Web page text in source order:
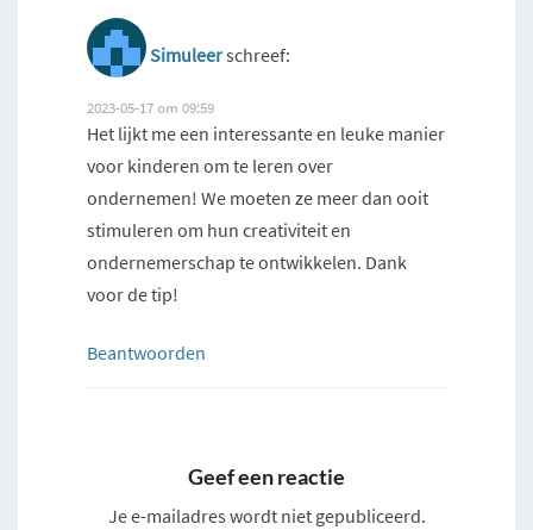
Simuleerschreef:
2023-05-17 om 09:59
Het lijkt me een interessante en leuke manier
voor kinderen om te leren over
ondernemen! We moeten ze meer dan ooit
stimuleren om hun creativiteit en
ondernemerschap te ontwikkelen. Dank
voor de tip!
Beantwoorden
Geef een reactie
Je e-mailadres wordt niet gepubliceerd.